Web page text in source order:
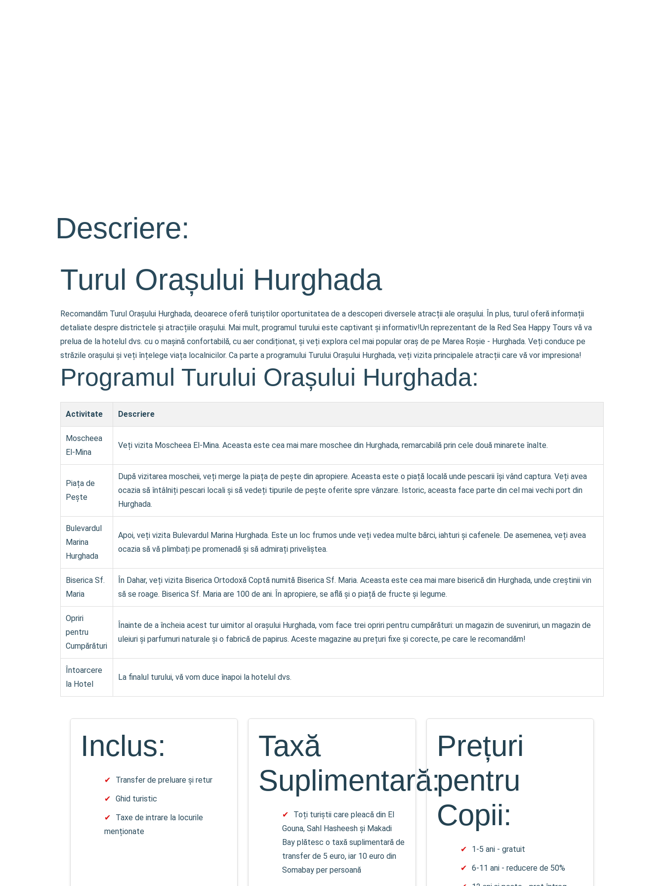
Descriere:
Turul Orașului Hurghada
Recomandăm Turul Orașului Hurghada, deoarece oferă turiștilor oportunitatea de a descoperi diversele atracții ale orașului. În plus, turul oferă informații
detaliate despre districtele și atracțiile orașului. Mai mult, programul turului este captivant și informativ!Un reprezentant de la Red Sea Happy Tours vă va
prelua de la hotelul dvs. cu o mașină confortabilă, cu aer condiționat, și veți explora cel mai popular oraș de pe Marea Roșie - Hurghada. Veți conduce pe
străzile orașului și veți înțelege viața localnicilor. Ca parte a programului Turului Orașului Hurghada, veți vizita principalele atracții care vă vor impresiona!
Programul Turului Orașului Hurghada:
Activitate Descriere
Moscheea
El-Mina
Veți vizita Moscheea El-Mina. Aceasta este cea mai mare moschee din Hurghada, remarcabilă prin cele două minarete înalte.
Piața de
Pește
După vizitarea moscheii, veți merge la piața de pește din apropiere. Aceasta este o piață locală unde pescarii își vând captura. Veți avea
ocazia să întâlniți pescari locali și să vedeți tipurile de pește oferite spre vânzare. Istoric, aceasta face parte din cel mai vechi port din
Hurghada.
Bulevardul
Marina
Hurghada
Apoi, veți vizita Bulevardul Marina Hurghada. Este un loc frumos unde veți vedea multe bărci, iahturi și cafenele. De asemenea, veți avea
ocazia să vă plimbați pe promenadă și să admirați priveliștea.
Biserica Sf.
Maria
În Dahar, veți vizita Biserica Ortodoxă Coptă numită Biserica Sf. Maria. Aceasta este cea mai mare biserică din Hurghada, unde creștinii vin
să se roage. Biserica Sf. Maria are 100 de ani. În apropiere, se află și o piață de fructe și legume.
Opriri
pentru
Cumpărături
Înainte de a încheia acest tur uimitor al orașului Hurghada, vom face trei opriri pentru cumpărături: un magazin de suveniruri, un magazin de
uleiuri și parfumuri naturale și o fabrică de papirus. Aceste magazine au prețuri fixe și corecte, pe care le recomandăm!
Întoarcere
la Hotel
La finalul turului, vă vom duce înapoi la hotelul dvs.
Inclus:
Transfer de preluare și retur
Ghid turistic
Taxe de intrare la locurile
menționate
Taxă
Suplimentară:
Toți turiștii care pleacă din El
Gouna, Sahl Hasheesh și Makadi
Bay plătesc o taxă suplimentară de
transfer de 5 euro, iar 10 euro din
Somabay per persoană
Prețuri
pentru
Copii:
1-5 ani - gratuit
6-11 ani - reducere de 50%